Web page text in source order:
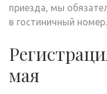
приезда, мы
в гостиничный номер.
мая